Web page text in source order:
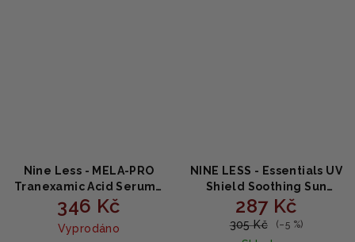
Nine Less - MELA-PRO
Tranexamic Acid Serum -
Sérum na pigmentové
skvrny s kyselinou
tranexamovou - 30 ml
346 Kč
Vyprodáno
NINE LESS - Essentials UV
Shield Soothing Sun
Cream SPF 50+/PA++++ -
Opalovací krém s SPF 50+
a pupalkovým extraktem
287 Kč
305 Kč (–5 %)